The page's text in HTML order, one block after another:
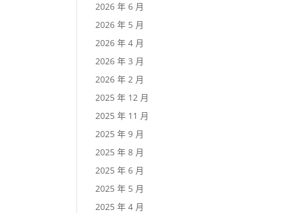
2026 年 6 月
2026 年 5 月
2026 年 4 月
2026 年 3 月
2026 年 2 月
2025 年 12 月
2025 年 11 月
2025 年 9 月
2025 年 8 月
2025 年 6 月
2025 年 5 月
2025 年 4 月